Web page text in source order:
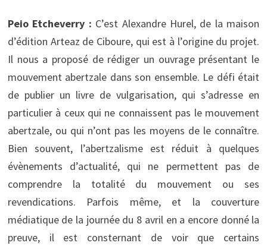
Peio Etcheverry : C’est Alexandre Hurel, de la maison
d’édition Arteaz de Ciboure, qui est à l’origine du projet.
Il nous a proposé de rédiger un ouvrage présentant le
mouvement abertzale dans son ensemble. Le défi était
de publier un livre de vulgarisation, qui s’adresse en
particulier à ceux qui ne connaissent pas le mouvement
abertzale, ou qui n’ont pas les moyens de le connaître.
Bien souvent, l’abertzalisme est réduit à quelques
évènements d’actualité, qui ne permettent pas de
comprendre la totalité du mouvement ou ses
revendications. Parfois même, et la couverture
médiatique de la journée du 8 avril en a encore donné la
preuve, il est consternant de voir que certains